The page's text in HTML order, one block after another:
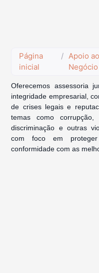
Página
inicial
/ Apoio ao
Negócio
Oferecemos assessoria
integridade empresarial,
de crises legais e
temas como corrupção,
discriminação e outras
com foco em
conformidade com as